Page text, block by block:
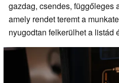
gazdag, csendes, függőleges
amely rendet teremt a
nyugodtan felkerülhet a listád